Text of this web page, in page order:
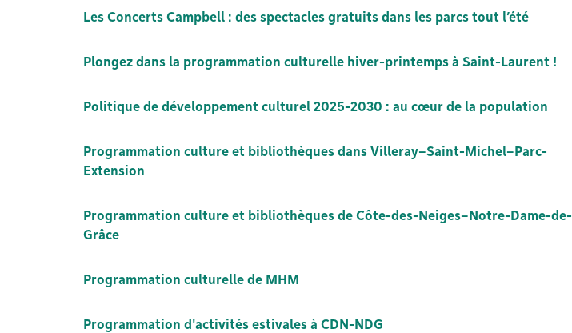
Les Concerts Campbell : des spectacles gratuits dans les parcs tout l’été
Plongez dans la programmation culturelle hiver-printemps à Saint-Laurent !
Politique de développement culturel 2025-2030 : au cœur de la population
Programmation culture et bibliothèques dans Villeray–Saint-Michel–Parc-
Extension
Programmation culture et bibliothèques de Côte-des-Neiges–Notre-Dame-de-
Grâce
Programmation culturelle de MHM
Programmation d'activités estivales à CDN-NDG